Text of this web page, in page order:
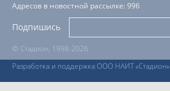
© Стадион, 1998-2026
Разработка и поддержка ООО НАИТ «Стадион»
Адресов в новостной рассылке: 996
Подпишись